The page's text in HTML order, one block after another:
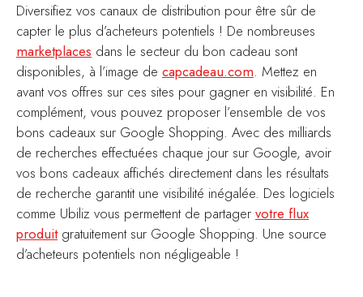
Diversifiez vos canaux de distribution pour être sûr de
capter le plus d’acheteurs potentiels ! De nombreuses
marketplaces dans le secteur du bon cadeau sont
disponibles, à l’image de capcadeau.com. Mettez en
avant vos offres sur ces sites pour gagner en visibilité. En
complément, vous pouvez proposer l’ensemble de vos
bons cadeaux sur Google Shopping. Avec des milliards
de recherches effectuées chaque jour sur Google, avoir
vos bons cadeaux affichés directement dans les résultats
de recherche garantit une visibilité inégalée. Des logiciels
comme Ubiliz vous permettent de partager votre flux
produitgratuitement sur Google Shopping. Une source
d’acheteurs potentiels non négligeable !